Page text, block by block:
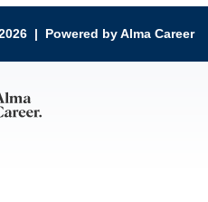
| Powered by Alma Career